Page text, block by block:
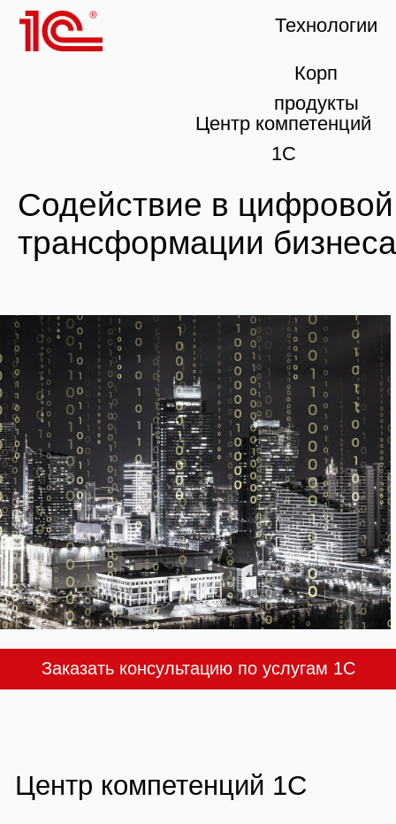
Технологии
Центр компетенций
1С
Содействие в цифровой
трансформации бизнеса
Заказать консультацию по услугам 1С
Центр компетенций 1С
— это команда, состоящая из экспертов в
бизнес-подразделениях и сотрудников ИТ-
повышение ценности использования
внедрённых решений 1С при постоянном